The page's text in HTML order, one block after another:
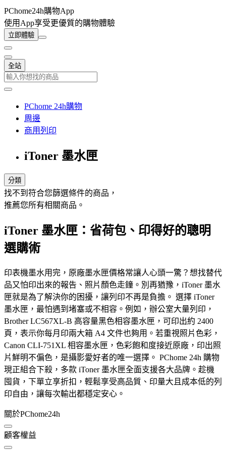
PChome24h購物App
使用App享受更優質的購物體驗
立即體驗
全站
PChome 24h購物
周邊
商用列印
iToner 墨水匣
分類
找不到符合您篩選條件的商品，
推薦您所有相關商品。
iToner 墨水匣：省荷包、印得好的聰明
選購術
印表機墨水用完，原廠墨水匣價格常讓人心頭一驚？想找替代
品又怕印出來的報告、照片顏色走鐘。別再猶豫，iToner 墨水
匣就是為了解決你的困擾，讓列印不再是負擔。 選擇 iToner
墨水匣，最怕遇到堵塞或不相容。例如，辦公室大量列印，
Brother LC567XL-B 高容量黑色相容墨水匣，可印出約 2400
頁，表示你每月印兩大箱 A4 文件也夠用。若重視照片色彩，
Canon CLI-751XL 相容墨水匣，色彩飽和度接近原廠，印出照
片鮮明不偏色，是攝影愛好者的唯一選擇。 PChome 24h 購物
現正組合下殺，多款 iToner 墨水匣全面支援各大品牌。趁機
囤貨，下單立享折扣，輕鬆享受高品質、印量大且成本低的列
印自由，讓每次輸出都穩定安心。
關於PChome24h
顧客權益